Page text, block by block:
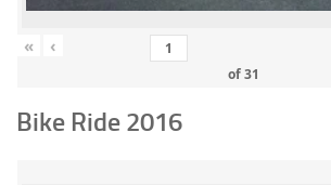
« ‹
of31
Bike Ride 2016